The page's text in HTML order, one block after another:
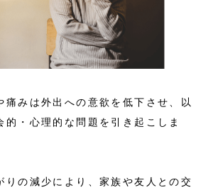
痛みは外出への意欲を低下させ、以
的・心理的な問題を引き起こしま
りの減少により、家族や友人との交